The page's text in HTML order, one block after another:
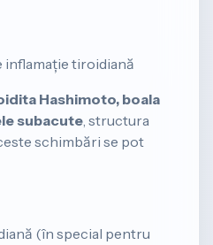
inflamație tiroidiană
Hashimoto, boala
subacute, structura
schimbări se pot
(în special pentru